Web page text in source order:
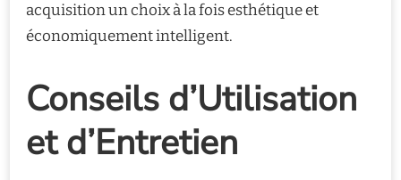
acquisition un choix à la fois esthétique et
économiquement intelligent.
Conseils d’Utilisation
et d’Entretien